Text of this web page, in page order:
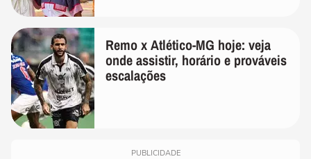
Remo x Atlético-MG hoje: veja
onde assistir, horário e prováveis
escalações
PUBLICIDADE